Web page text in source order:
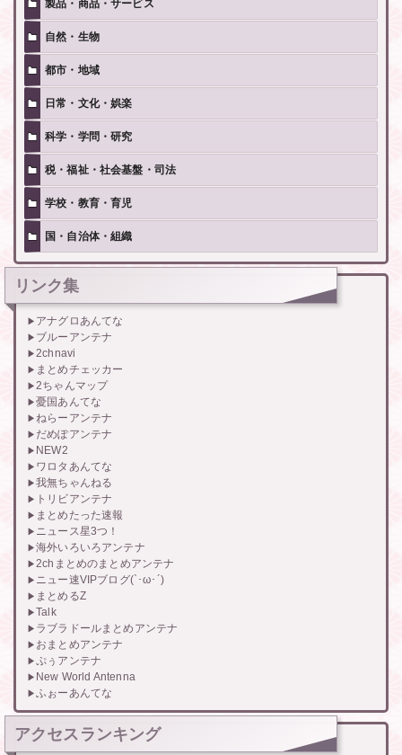
製品・商品・サービス
自然・生物
都市・地域
日常・文化・娯楽
科学・学問・研究
税・福祉・社会基盤・司法
学校・教育・育児
国・自治体・組織
リンク集
アナグロあんてな
ブルーアンテナ
2chnavi
まとめチェッカー
2ちゃんマップ
憂国あんてな
ねらーアンテナ
だめぽアンテナ
NEW2
ワロタあんてな
我無ちゃんねる
トリビアンテナ
まとめたった速報
ニュース星3つ！
海外いろいろアンテナ
2chまとめのまとめアンテナ
ニュー速VIPブログ(`･ω･´)
まとめるZ
Talk
ラブラドールまとめアンテナ
おまとめアンテナ
ぷぅアンテナ
New World Antenna
ふぉーあんてな
アクセスランキング